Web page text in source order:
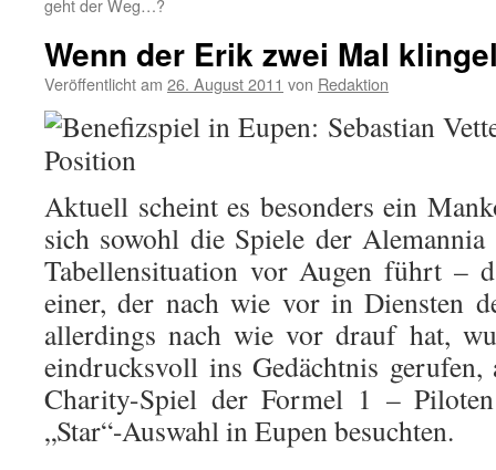
geht der Weg…?
Wenn der Erik zwei Mal
Veröffentlicht am 26. August 2011 von Redaktion
Aktuell scheint es besonders ein
sich sowohl die Spiele der
Tabellensituation vor Augen führt –
einer, der nach wie vor in Diensten
allerdings nach wie vor drauf hat,
eindrucksvoll ins Gedächtnis
Charity-Spiel der Formel 1 –
„Star“-Auswahl in Eupen besuchten.